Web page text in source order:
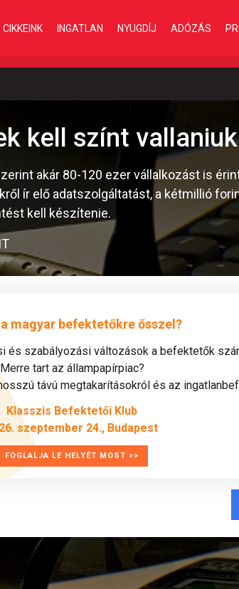
CIKKEINK INGATLAN NYUGDÍJ ADÓZÁS
kell színt vallaniuk
akár 80-120 ezer vállalkozást is
ír elő adatszolgáltatást, a kétmillió
kell készítenie.
magyar befektetőkre ősszel?
és szabályozási változások a befektetők
Merre tart az állampapírpiac?
távú megtakarításokról és az
Klasszis Befektetői Klub
szeptember 24., Budapest
FOGLALJA LE HELYÉT MOST >>